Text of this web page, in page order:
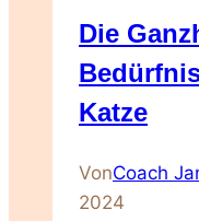
Die
Katze
VonCoach
2024